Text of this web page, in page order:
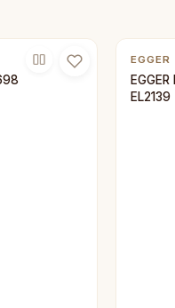
EGGER
EL2139